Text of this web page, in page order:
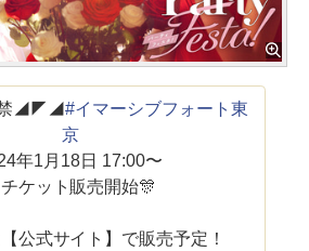
◢◤◢#イマーシブフォート東
京
年1月18日 17:00〜
ケット販売開始🎊
公式サイト】で販売予定！